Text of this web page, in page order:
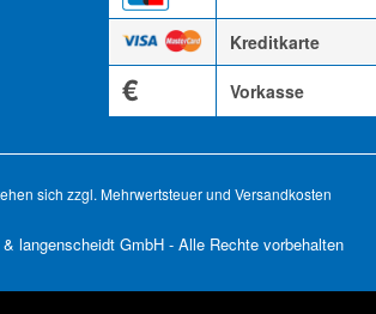
Kreditkarte
€ Vorkasse
sich zzgl. Mehrwertsteuer und Versandkosten
langenscheidt GmbH - Alle Rechte vorbehalten